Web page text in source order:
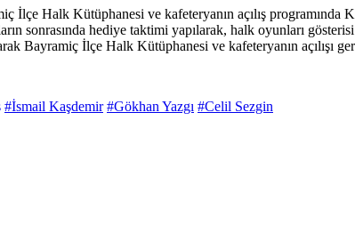
İlçe Halk Kütüphanesi ve kafeteryanın açılış
sonrasında hediye taktimi yapılarak, halk oyunları
Bayramiç İlçe Halk Kütüphanesi ve kafeteryanın açılışı
#İsmail Kaşdemir #Gökhan Yazgı #Celil Sezgin